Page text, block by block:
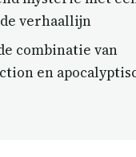
verhaallijn
combinatie van
en